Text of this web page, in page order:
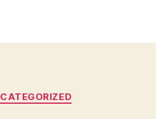
Categorías